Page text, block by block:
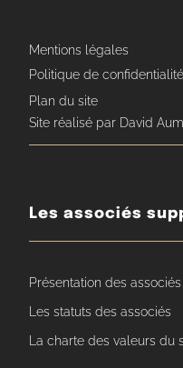
Mentions légales
Politique de confidentialité
Plan du site
Site réalisé par David
Les associés
Présentation des
Les statuts des associés
La charte des valeurs du